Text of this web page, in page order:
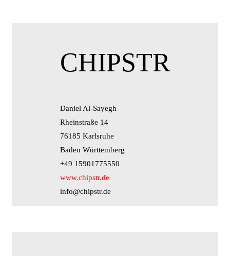
CHIPSTR
Daniel Al-Sayegh
Rheinstraße 14
76185 Karlsruhe
Baden Württemberg
+49 15901775550
www.chipstr.de
info@chipstr.de